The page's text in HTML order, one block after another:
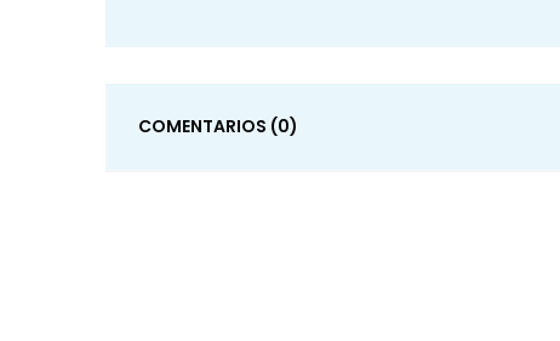
COMENTARIOS (0)